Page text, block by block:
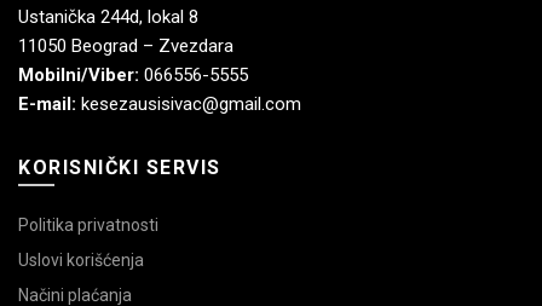
Ustanička 244d, lokal 8
11050 Beograd – Zvezdara
Mobilni/Viber: 066556-5555
E-mail: kesezausisivac@gmail.com
KORISNIČKI SERVIS
Politika privatnosti
Uslovi korišćenja
Načini plaćanja